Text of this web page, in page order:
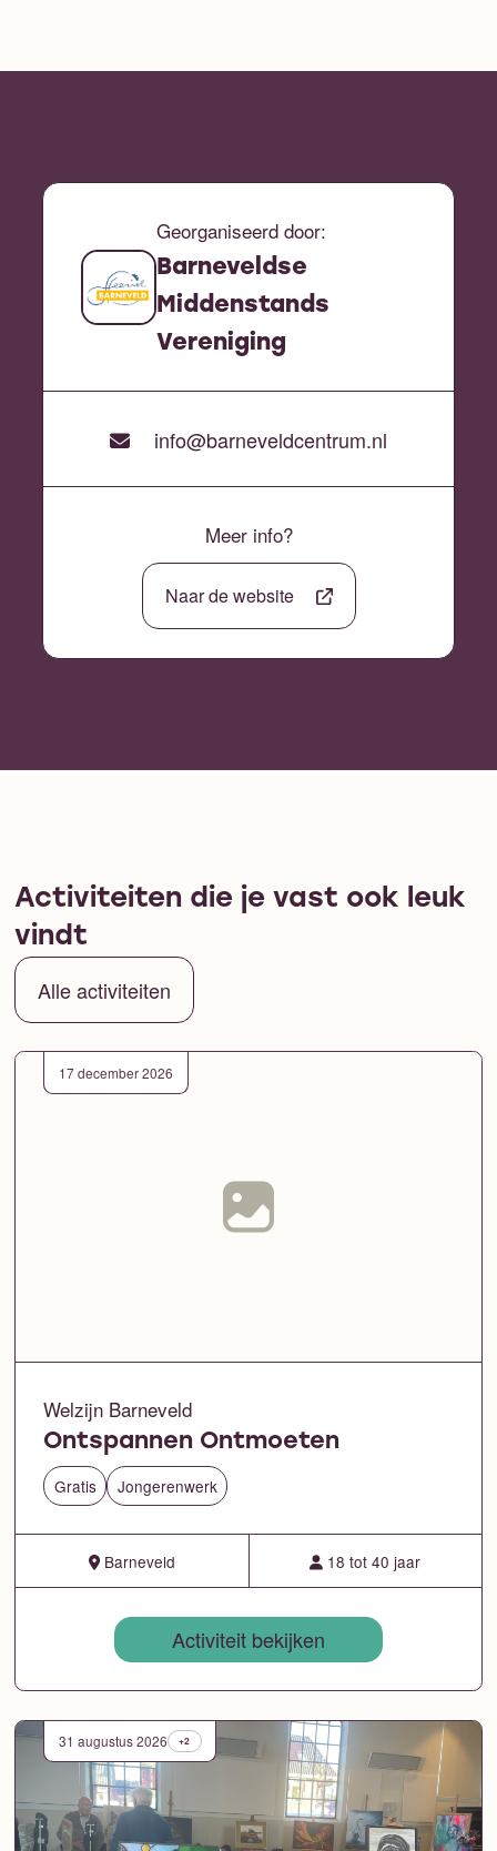
Georganiseerd door:
Barneveldse
Middenstands
Vereniging
info@barneveldcentrum.nl
Meer info?
Naar de website
Activiteiten die je vast ook leuk
vindt
Alle activiteiten
17 december 2026
Welzijn Barneveld
Ontspannen Ontmoeten
Gratis Jongerenwerk
Barneveld 18 tot 40 jaar
Activiteit bekijken
31 augustus 2026 +2